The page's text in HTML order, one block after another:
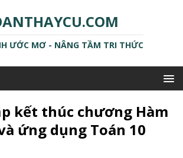
ƯỚC MƠ - NÂNG TẦM TRI THỨC
kết thúc chương Hàm
ứng dụng Toán 10